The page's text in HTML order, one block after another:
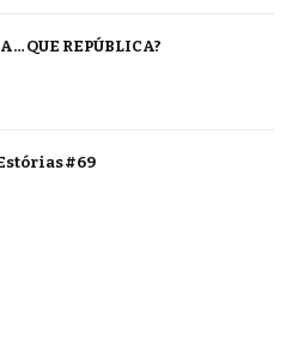
QUE REPÚBLICA?
#69